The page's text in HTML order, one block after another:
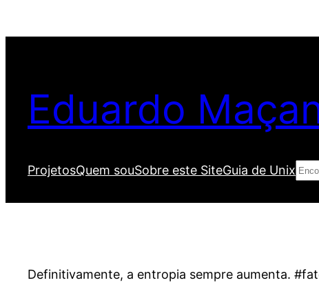
para
Eduardo
ProjetosQuem souSobre este SiteGuia de Unix
Definitivamente, a entropia sempre aumenta.